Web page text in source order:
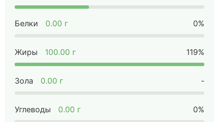
Белки 0.00 г 0%
Жиры 100.00 г 119%
Зола 0.00 г -
Углеводы 0.00 г 0%